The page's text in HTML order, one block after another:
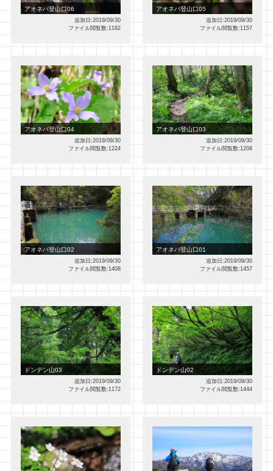
アオネバ登山口06
追加日:2019/09/30
ファイル閲覧数:1182
アオネバ登山口05
追加日:2019/09/30
ファイル閲覧数:1157
アオネバ登山口04
追加日:2019/09/30
ファイル閲覧数:1224
アオネバ登山口03
追加日:2019/09/30
ファイル閲覧数:1208
アオネバ登山口02
追加日:2019/09/30
ファイル閲覧数:1408
アオネバ登山口01
追加日:2019/09/30
ファイル閲覧数:1457
ドンデン山03
追加日:2019/09/30
ファイル閲覧数:1172
ドンデン山02
追加日:2019/09/30
ファイル閲覧数:1444